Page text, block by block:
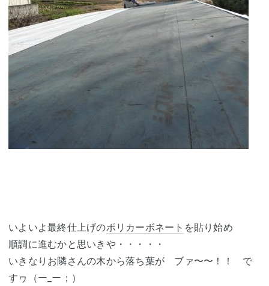
いよいよ最終仕上げのポリカーボネート を貼り始め
順調に進むかと思いきや・・・・・
いきなりお隣さんの木から落ち葉が ブァ〜〜！！ で
すヮ（ー_ー；）